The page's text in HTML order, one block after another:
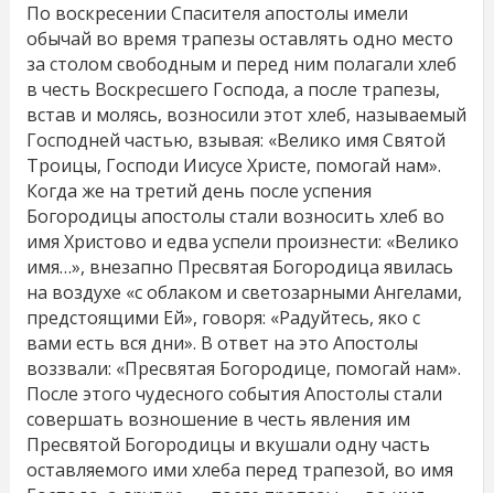
По воскресении Спасителя апостолы имели
обычай во время трапезы оставлять одно место
за столом свободным и перед ним полагали хлеб
в честь Воскресшего Господа, а после трапезы,
встав и молясь, возносили этот хлеб, называемый
Господней частью, взывая: «Велико имя Святой
Троицы, Господи Иисусе Христе, помогай нам».
Когда же на третий день после успения
Богородицы апостолы стали возносить хлеб во
имя Христово и едва успели произнести: «Велико
имя…», внезапно Пресвятая Богородица явилась
на воздухе «с облаком и светозарными Ангелами,
предстоящими Ей», говоря: «Радуйтесь, яко с
вами есть вся дни». В ответ на это Апостолы
воззвали: «Пресвятая Богородице, помогай нам».
После этого чудесного события Апостолы стали
совершать возношение в честь явления им
Пресвятой Богородицы и вкушали одну часть
оставляемого ими хлеба перед трапезой, во имя